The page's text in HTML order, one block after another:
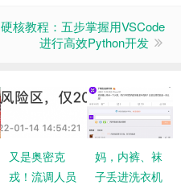
硬核教程：五步掌握用VSCode
进行高效Python开发
又是奥密克
戎！流调人员
妈，内裤、袜
子丢进洗衣机